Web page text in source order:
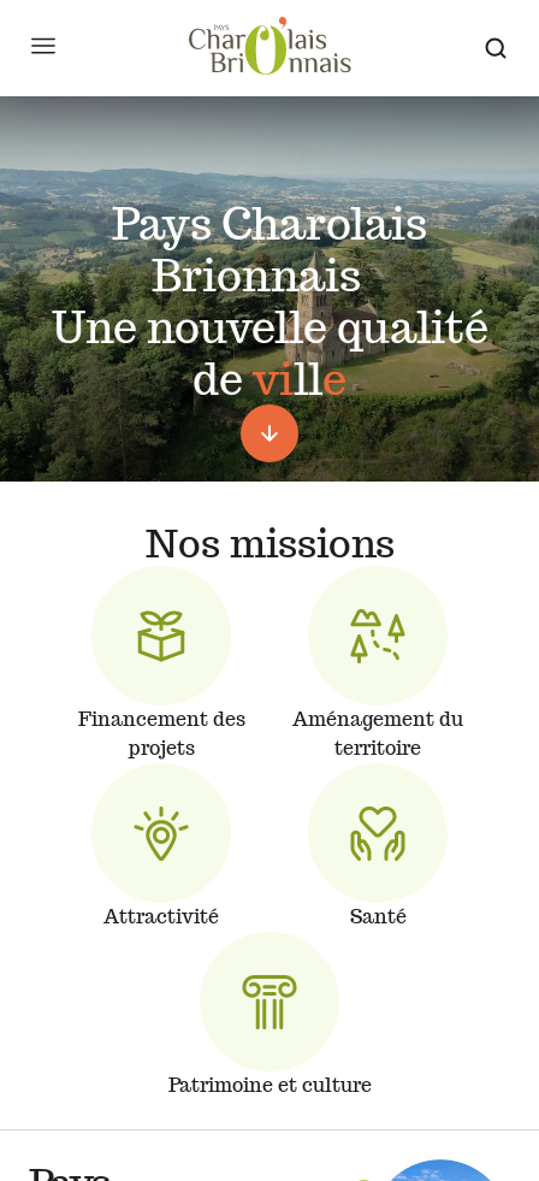
Pays Charolais
Brionnais
Une nouvelle qualité
deville
Nos missions
Financement des
projets
Aménagement du
territoire
Attractivité Santé
Patrimoine et culture